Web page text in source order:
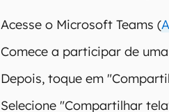
Acesse o Microsoft Teams (
Comece a participar de
Depois, toque em
Selecione "Compartilhar